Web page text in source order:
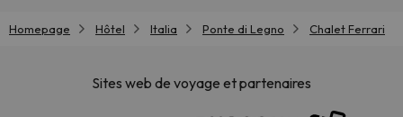
Homepage Hôtel Italia Ponte di Legno Chalet Ferrari
Sites web de voyage et partenaires